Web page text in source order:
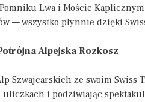
Lwa i Moście
— wszystko płynnie dzięki
Alpejska Rozkosz
Szwajcarskich ze swoim Swiss
i podziwiając